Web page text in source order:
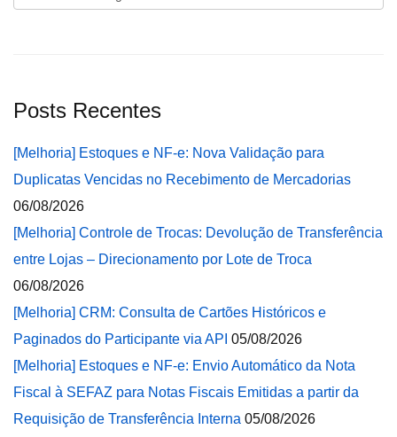
Posts Recentes
[Melhoria] Estoques e NF-e: Nova Validação para
Duplicatas Vencidas no Recebimento de Mercadorias
06/08/2026
[Melhoria] Controle de Trocas: Devolução de Transferência
entre Lojas – Direcionamento por Lote de Troca
06/08/2026
[Melhoria] CRM: Consulta de Cartões Históricos e
Paginados do Participante via API 05/08/2026
[Melhoria] Estoques e NF-e: Envio Automático da Nota
Fiscal à SEFAZ para Notas Fiscais Emitidas a partir da
Requisição de Transferência Interna 05/08/2026